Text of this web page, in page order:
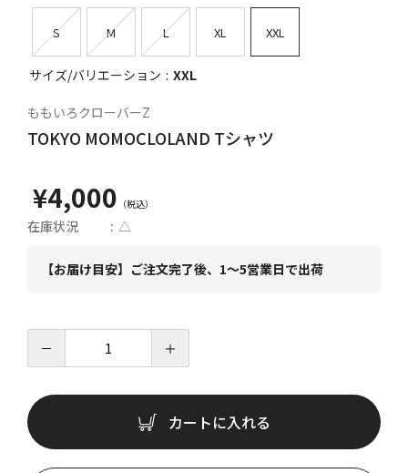
S M L XL XXL
サイズ/バリエーション XXL
ももいろクローバーZ
TOKYO MOMOCLOLAND Tシャツ
¥4,000
在庫状況 △
【お届け目安】ご注文完了後、1～5営業日で出荷
－ ＋
カートに入れる